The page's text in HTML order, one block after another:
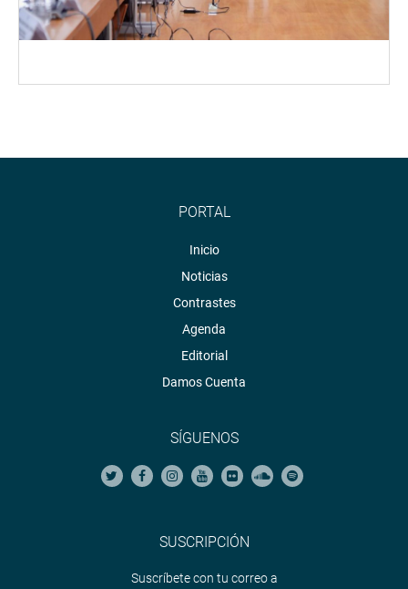
PORTAL
Inicio
Noticias
Contrastes
Agenda
Editorial
Damos Cuenta
SÍGUENOS
SUSCRIPCIÓN
Suscríbete con tu correo a